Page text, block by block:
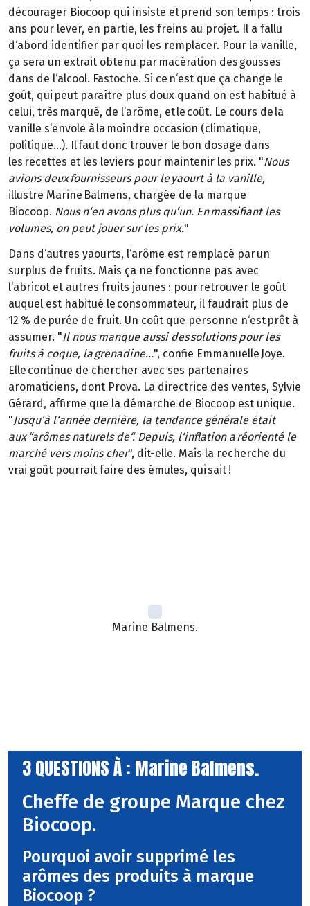
décourager Biocoop qui insiste et prend son temps : trois
ans pour lever, en partie, les freins au projet. Il a fallu
d‘abord identifier par quoi les remplacer. Pour la vanille,
ça sera un extrait obtenu par macération des gousses
dans de l‘alcool. Fastoche. Si ce n‘est que ça change le
goût, qui peut paraître plus doux quand on est habitué à
celui, très marqué, de l‘arôme, et le coût. Le cours de la
vanille s‘envole à la moindre occasion (climatique,
politique…). Il faut donc trouver le bon dosage dans
les recettes et les leviers pour maintenir les prix. "Nous
avions deux fournisseurs pour le yaourt à la vanille,
illustre Marine Balmens, chargée de la marque
Biocoop. Nous n‘en avons plus qu‘un. En massifiant les
volumes, on peut jouersur les prix."
Dans d‘autres yaourts, l‘arôme est remplacé par un
surplus de fruits. Mais ça ne fonctionne pas avec
l‘abricot et autres fruits jaunes : pour retrouver le goût
auquel est habitué le consommateur, il faudrait plus de
12 % de purée de fruit. Un coût que personne n‘est prêt à
assumer. "Il nous manque aussi des solutions pour les
fruits à coque, la grenadine...", confie Emmanuelle Joye.
Elle continue de chercher avec ses partenaires
aromaticiens, dont Prova. La directrice des ventes, Sylvie
Gérard, affirme que la démarche de Biocoop est unique.
"Jusqu‘à l‘année dernière, la tendance générale était
aux “arômes naturels de“. Depuis, l‘inflation a réorienté le
marché vers moins cher", dit-elle. Mais la recherche du
vrai goût pourrait faire des émules, qui sait !
Marine Balmens.
3 QUESTIONS À : Marine Balmens.
Cheffe de groupe Marque chez
Biocoop.
Pourquoi avoir supprimé les
arômes des produits à marque
Biocoop ?